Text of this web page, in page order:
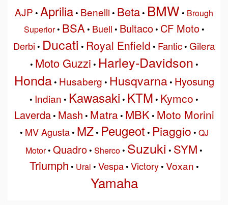
AJP • Aprilia• Benelli• Beta• BMW • Brough
Superior• BSA• Buell • Bultaco• CF Moto•
Derbi • Ducati • Royal Enfield • Fantic• Gilera
• Moto Guzzi • Harley-Davidson •
Honda• Husaberg • Husqvarna• Hyosung
• Indian • Kawasaki • KTM • Kymco •
Laverda• Mash • Matra• MBK• Moto Morini
• MV Agusta• MZ• Peugeot • Piaggio • QJ
Motor• Quadro• Sherco• Suzuki • SYM •
Triumph • Ural • Vespa• Victory• Voxan •
Yamaha